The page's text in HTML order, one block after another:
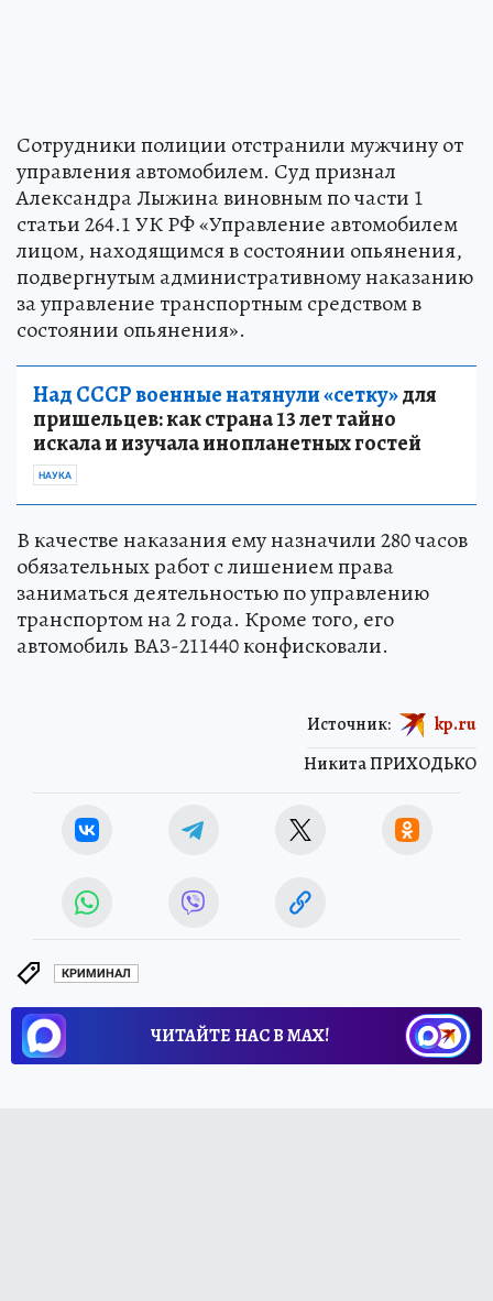
Сотрудники полиции отстранили мужчину от
управления автомобилем. Суд признал
Александра Лыжина виновным по части 1
статьи 264.1 УК РФ «Управление автомобилем
лицом, находящимся в состоянии опьянения,
подвергнутым административному наказанию
за управление транспортным средством в
состоянии опьянения».
Над СССР военные натянули «сетку»для
пришельцев: как страна 13 лет тайно
искала и изучала инопланетных гостей
НАУКА
В качестве наказания ему назначили 280 часов
обязательных работ с лишением права
заниматься деятельностью по управлению
транспортом на 2 года. Кроме того, его
автомобиль ВАЗ-211440 конфисковали.
Никита ПРИХОДЬКО
Источник: kp.ru
КРИМИНАЛ
ЧИТАЙТЕ НАС В МАХ!